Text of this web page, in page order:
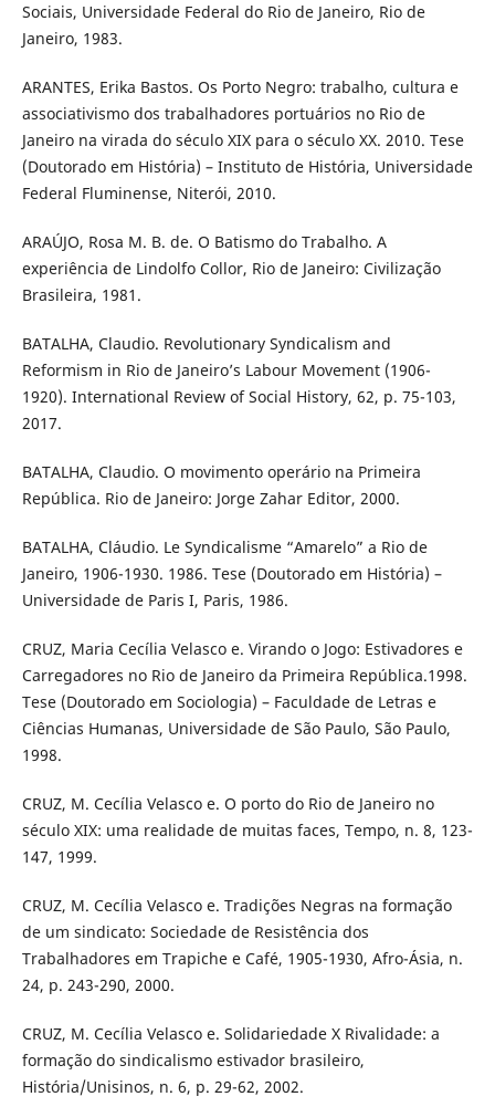
Sociais, Universidade Federal do Rio de Janeiro, Rio de
Janeiro, 1983.
ARANTES, Erika Bastos. Os Porto Negro: trabalho, cultura e
associativismo dos trabalhadores portuários no Rio de
Janeiro na virada do século XIX para o século XX. 2010. Tese
(Doutorado em História) – Instituto de História, Universidade
Federal Fluminense, Niterói, 2010.
ARAÚJO, Rosa M. B. de. O Batismo do Trabalho. A
experiência de Lindolfo Collor, Rio de Janeiro: Civilização
Brasileira, 1981.
BATALHA, Claudio. Revolutionary Syndicalism and
Reformism in Rio de Janeiro’s Labour Movement (1906-
1920). International Review of Social History, 62, p. 75-103,
2017.
BATALHA, Claudio. O movimento operário na Primeira
República. Rio de Janeiro: Jorge Zahar Editor, 2000.
BATALHA, Cláudio. Le Syndicalisme “Amarelo” a Rio de
Janeiro, 1906-1930. 1986. Tese (Doutorado em História) –
Universidade de Paris I, Paris, 1986.
CRUZ, Maria Cecília Velasco e. Virando o Jogo: Estivadores e
Carregadores no Rio de Janeiro da Primeira República.1998.
Tese (Doutorado em Sociologia) – Faculdade de Letras e
Ciências Humanas, Universidade de São Paulo, São Paulo,
1998.
CRUZ, M. Cecília Velasco e. O porto do Rio de Janeiro no
século XIX: uma realidade de muitas faces, Tempo, n. 8, 123-
147, 1999.
CRUZ, M. Cecília Velasco e. Tradições Negras na formação
de um sindicato: Sociedade de Resistência dos
Trabalhadores em Trapiche e Café, 1905-1930, Afro-Ásia, n.
24, p. 243-290, 2000.
CRUZ, M. Cecília Velasco e. Solidariedade X Rivalidade: a
formação do sindicalismo estivador brasileiro,
História/Unisinos, n. 6, p. 29-62, 2002.